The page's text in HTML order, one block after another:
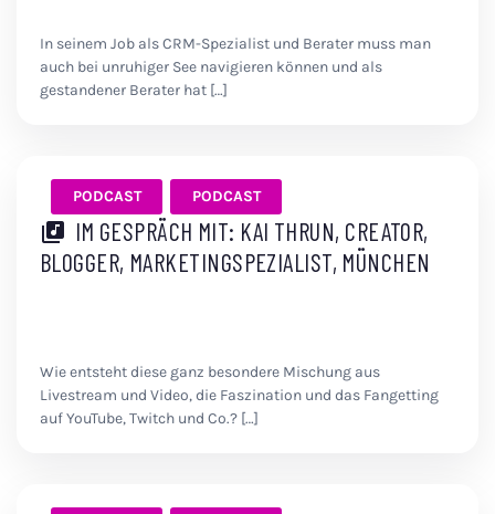
In seinem Job als CRM-Spezialist und Berater muss man
auch bei unruhiger See navigieren können und als
gestandener Berater hat […]
PODCAST PODCAST
IM GESPRÄCH MIT: KAI THRUN, CREATOR,
BLOGGER, MARKETINGSPEZIALIST, MÜNCHEN
Wie entsteht diese ganz besondere Mischung aus
Livestream und Video, die Faszination und das Fangetting
auf YouTube, Twitch und Co.? […]